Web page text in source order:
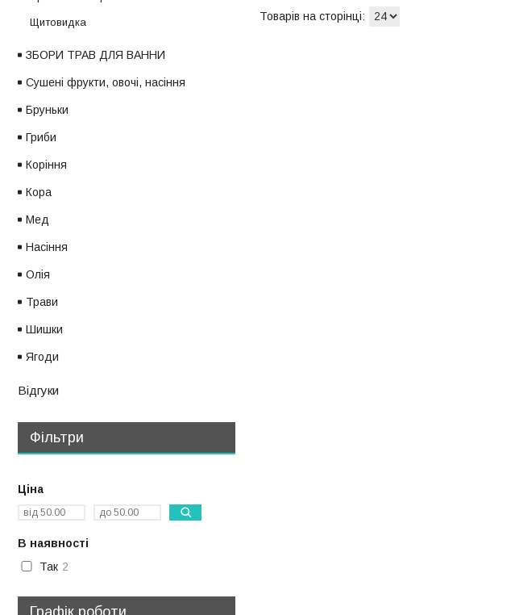
Щитовидка
ЗБОРИ ТРАВ ДЛЯ ВАННИ
Сушені фрукти, овочі, насіння
Бруньки
Гриби
Коріння
Кора
Мед
Насіння
Олія
Трави
Шишки
Ягоди
Відгуки
Фільтри
Ціна
В наявності
Так 2